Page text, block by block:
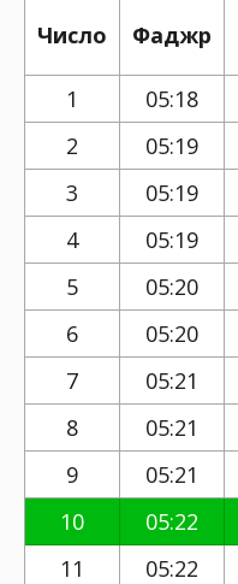
Число Фаджр
1
05:18
2
05:19
3
05:19
4
05:19
5
05:20
6
05:20
7
05:21
8
05:21
9
05:21
10
05:22
11
05:22